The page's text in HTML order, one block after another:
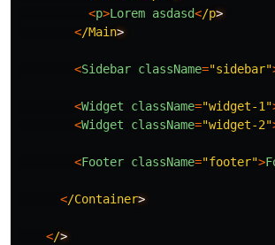
<p>Lorem asdasd</p
</Main
<Sidebar className="sidebar"
<Widget className="widget-1"
<Widget className="widget-2"
<Footer className="footer">
</Container
</